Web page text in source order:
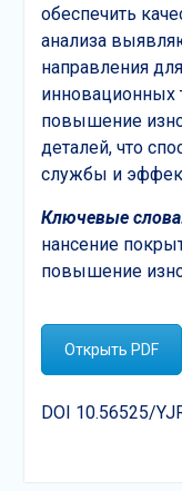
обеспечить
анализа
направления
инновационных
повышение
деталей, что
службы и
Ключевые
нансение
повышение
Открыть PDF
DOI 10.56525/